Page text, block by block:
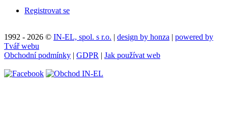
Registrovat se
1992 - 2026 © IN-EL, spol. s r.o. | design by honza | powered by
Tvář webu
Obchodní podmínky | GDPR | Jak používat web